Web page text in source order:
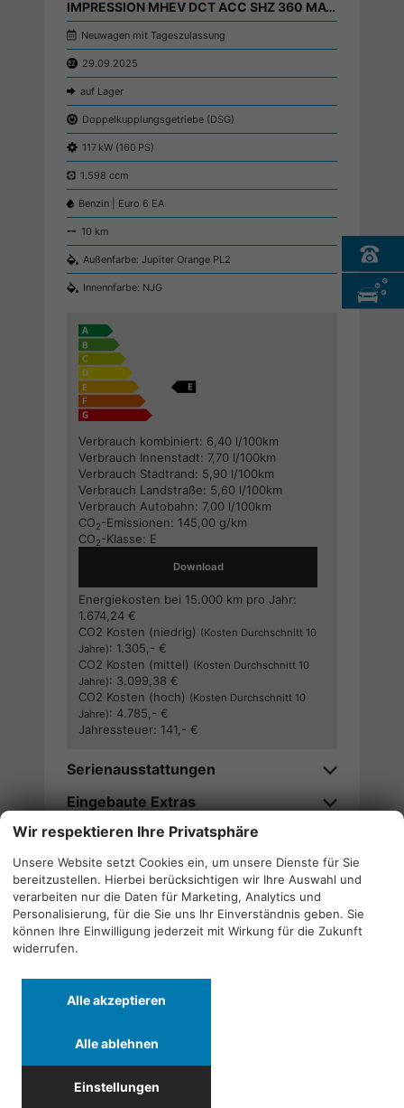
IMPRESSION MHEV DCT ACC SHZ 360 MATRIX KRELL
Neuwagen mit Tageszulassung
29.09.2025
auf Lager
Doppelkupplungsgetriebe (DSG)
117 kW (160 PS)
1.598 ccm
Benzin | Euro 6 EA
10 km
Außenfarbe: Jupiter Orange PL2
Innennfarbe: NJG
Verbrauch kombiniert: 6,40 l/100km
Verbrauch Innenstadt: 7,70 l/100km
Verbrauch Stadtrand: 5,90 l/100km
Verbrauch Landstraße: 5,60 l/100km
Verbrauch Autobahn: 7,00 l/100km
CO2-Emissionen: 145,00 g/km
CO2-Klasse: E
Download
Energiekosten bei 15.000 km pro Jahr:
1.674,24 €
CO2 Kosten (niedrig) (Kosten Durchschnitt 10
Jahre): 1.305,- €
CO2 Kosten (mittel) (Kosten Durchschnitt 10
Jahre): 3.099,38 €
CO2 Kosten (hoch) (Kosten Durchschnitt 10
Jahre): 4.785,- €
Jahressteuer: 141,- €
Serienausstattungen
Eingebaute Extras
Wir rufen Sie an
Alle
von
Romeo
anzeigen
Quicklinks
Wir respektieren Ihre Privatsphäre
Unsere Website setzt Cookies ein, um unsere Dienste für Sie
bereitzustellen. Hierbei berücksichtigen wir Ihre Auswahl und
verarbeiten nur die Daten für Marketing, Analytics und
Personalisierung, für die Sie uns Ihr Einverständnis geben. Sie
können Ihre Einwilligung jederzeit mit Wirkung für die Zukunft
widerrufen.
Alle akzeptieren
Alle ablehnen
Einstellungen